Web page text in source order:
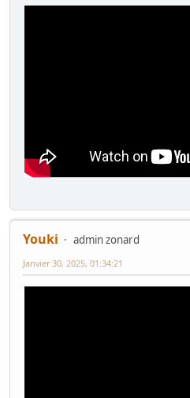
Youki
admin zonard
Janvier 30, 2025, 01:34:21